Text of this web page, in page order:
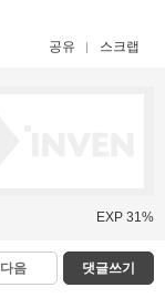
공유 스크랩
EXP 31%
다음 댓글쓰기